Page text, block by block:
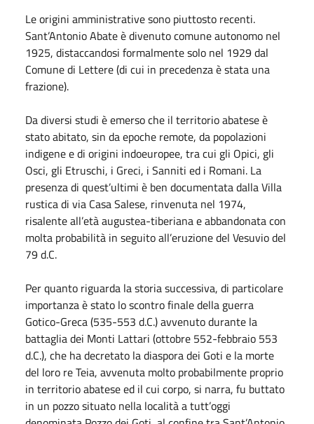
Le origini amministrative sono piuttosto recenti.
Sant’Antonio Abate è divenuto comune autonomo nel
1925, distaccandosi formalmente solo nel 1929 dal
Comune di Lettere (di cui in precedenza è stata una
frazione).
Da diversi studi è emerso che il territorio abatese è
stato abitato, sin da epoche remote, da popolazioni
indigene e di origini indoeuropee, tra cui gli Opici, gli
Osci, gli Etruschi, i Greci, i Sanniti ed i Romani. La
presenza di quest’ultimi è ben documentata dalla Villa
rustica di via Casa Salese, rinvenuta nel 1974,
risalente all’età augustea-tiberiana e abbandonata con
molta probabilità in seguito all’eruzione del Vesuvio del
79 d.C.
Per quanto riguarda la storia successiva, di particolare
importanza è stato lo scontro finale della guerra
Gotico-Greca (535-553 d.C.) avvenuto durante la
battaglia dei Monti Lattari (ottobre 552-febbraio 553
d.C.), che ha decretato la diaspora dei Goti e la morte
del loro re Teia, avvenuta molto probabilmente proprio
in territorio abatese ed il cui corpo, si narra, fu buttato
in un pozzo situato nella località a tutt’oggi